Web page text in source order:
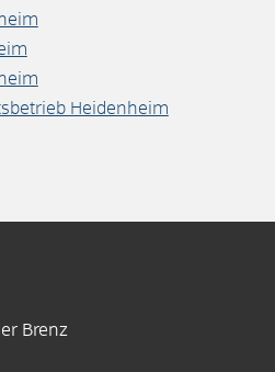
Heidenheim
Brenz